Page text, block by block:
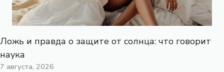
Ложь и правда о защите от солнца: что говорит
наука
7 августа, 2026